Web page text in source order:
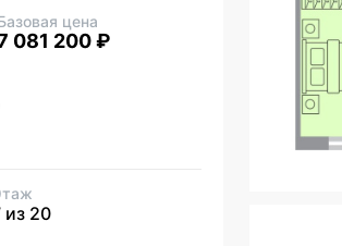
цена
081 200 ₽
из 20